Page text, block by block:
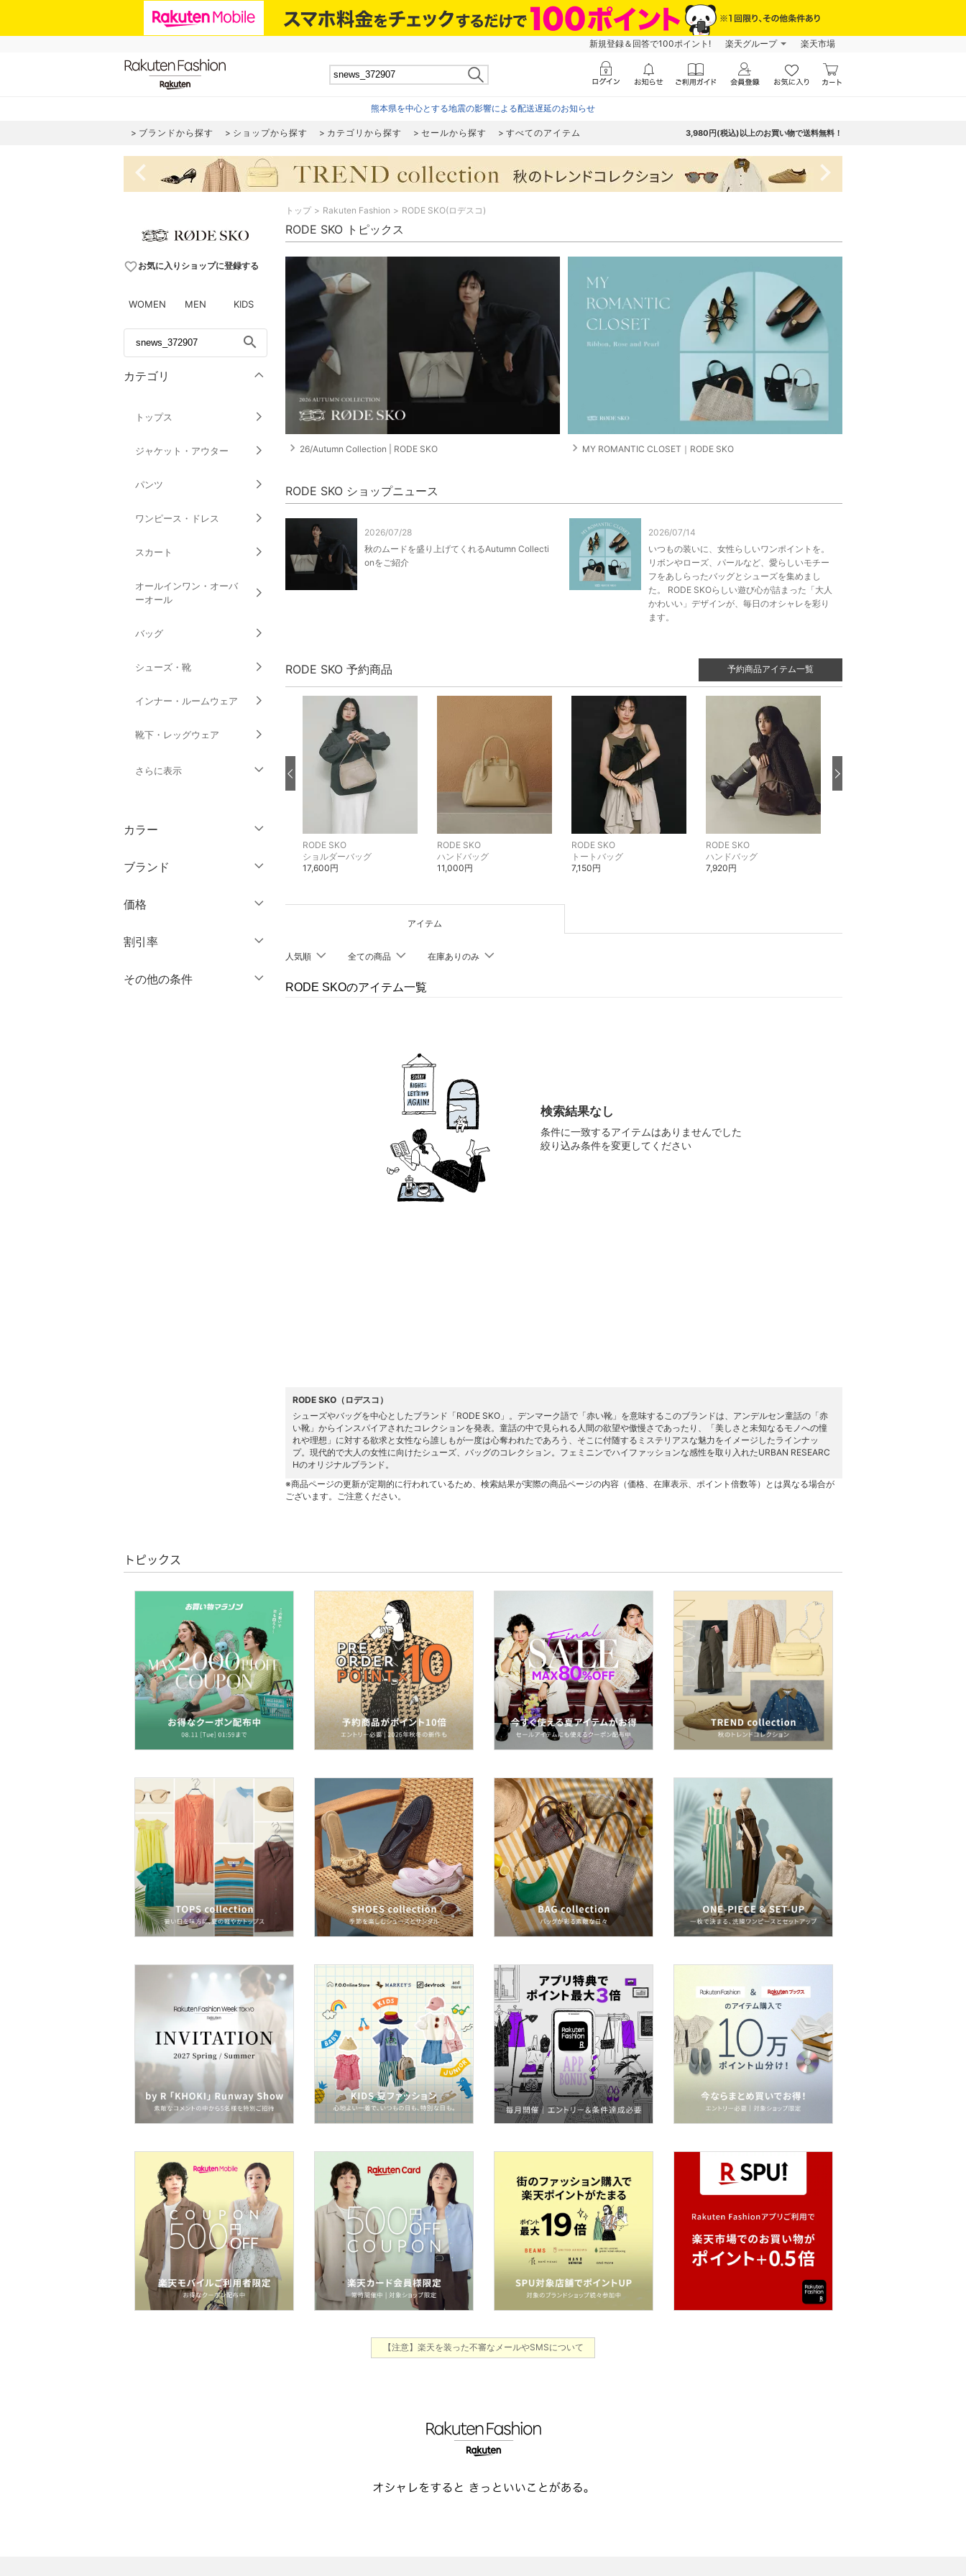
新規登録＆回答で100ポイント! 楽天グループ 楽天市場
熊本県を中心とする地震の影響による配送遅延のお知らせ
ブランドから探す ショップから探す カテゴリから探す セールから探す すべてのアイテム 3,980円(税込)以上のお買い物で送料無料！
navigate_before navigate_next
favorite_borderお気に入りショップに登録する
WOMEN MEN KIDS
search
カテゴリ
トップス
ジャケット・アウター
パンツ
ワンピース・ドレス
スカート
オールインワン・オーバ
ーオール
バッグ
シューズ・靴
インナー・ルームウェア
靴下・レッグウェア
さらに表示
アクセサリー・腕時計
財布・ポーチ・ケース
帽子
ヘアアクセサリー
マタニティウェア・ベビ
ー用品
スポーツ・アウトドア用
ペット用品
福袋・ギフト・その他
カラー
クリア
ブランド
価格
絞り込み
割引率
％OFF～ ％OFF
その他の条件
トップ Rakuten Fashion RODE SKO(ロデスコ)
RODE SKO トピックス
navigate_next 26/Autumn Collection | RODE SKO navigate_next MY ROMANTIC CLOSET｜RODE SKO
RODE SKO ショップニュース
2026/07/28
秋のムードを盛り上げてくれるAutumn Collecti
onをご紹介
2026/07/14
いつもの装いに、女性らしいワンポイントを。
リボンやローズ、パールなど、愛らしいモチー
フをあしらったバッグとシューズを集めまし
た。 RODE SKOらしい遊び心が詰まった「大人
かわいい」デザインが、毎日のオシャレを彩り
ます。
RODE SKO 予約商品 予約商品アイテム一覧
RODE SKO
ショルダーバッグ
17,600円
RODE SKO
ハンドバッグ
11,000円
RODE SKO
トートバッグ
7,150円
RODE SKO
ハンドバッグ
7,920円
アイテム
人気順 全ての商品 在庫ありのみ
RODE SKOのアイテム一覧
検索結果なし
条件に一致するアイテムはありませんでした
絞り込み条件を変更してください
RODE SKO（ロデスコ）
シューズやバッグを中心としたブランド「RODE SKO」。デンマーク語で「赤い靴」を意味するこのブランドは、アンデルセン童話の「赤
い靴」からインスパイアされたコレクションを発表。童話の中で見られる人間の欲望や傲慢さであったり、「美しさと未知なるモノへの憧
れや理想」に対する欲求と女性なら誰しもが一度は心奪われたであろう、そこに付随するミステリアスな魅力をイメージしたラインナッ
プ。現代的で大人の女性に向けたシューズ、バッグのコレクション。フェミニンでハイファッションな感性を取り入れたURBAN RESEARC
Hのオリジナルブランド。
※商品ページの更新が定期的に行われているため、検索結果が実際の商品ページの内容（価格、在庫表示、ポイント倍数等）とは異なる場合が
ございます。ご注意ください。
トピックス
【注意】楽天を装った不審なメールやSMSについて